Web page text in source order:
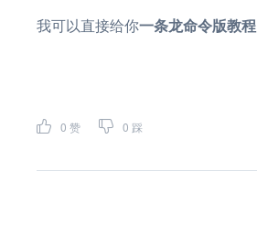
我可以直接给你一条龙命令版教程
0 赞 0 踩